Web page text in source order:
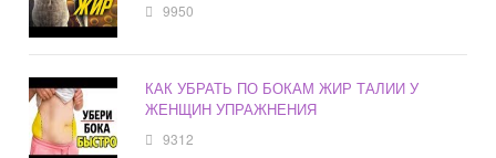
9950
КАК УБРАТЬ ПО БОКАМ ЖИР ТАЛИИ У
ЖЕНЩИН УПРАЖНЕНИЯ
9312